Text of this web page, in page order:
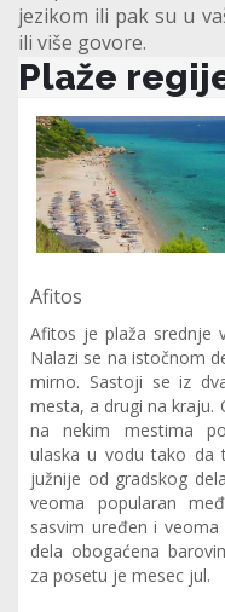
jezikom ili pak su u
ili više govore.
Plaže
Afitos
Afitos je plaža srednje
Nalazi se na istočnom
mirno. Sastoji se iz
mesta, a drugi na kraju.
na nekim mestima
ulaska u vodu tako da
južnije od gradskog
veoma popularan
sasvim uređen i
dela obogaćena
za posetu je mesec jul.